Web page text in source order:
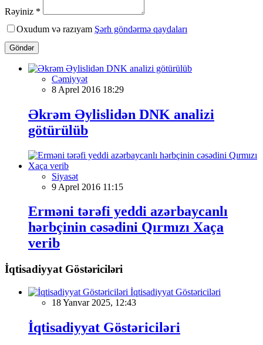
Rəyiniz *
Oxudum və razıyam Şərh göndərmə qaydaları
Göndər
Cəmiyyət
8 Aprel 2016 18:29
Əkrəm Əylislidən DNK analizi
götürülüb
Siyasət
9 Aprel 2016 11:15
Erməni tərəfi yeddi azərbaycanlı
hərbçinin cəsədini Qırmızı Xaça
verib
İqtisadiyyat Göstəriciləri
İqtisadiyyat Göstəriciləri
18 Yanvar 2025, 12:43
İqtisadiyyat Göstəriciləri